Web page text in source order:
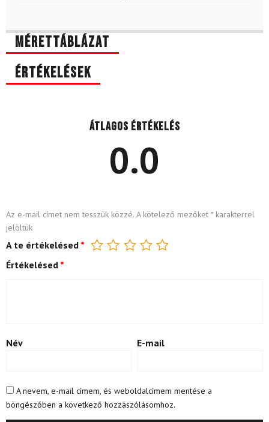
Mérettáblázat
Értékelések
Átlagos értékelés
0.0
Az e-mail címet nem tesszük közzé. A kötelező mezőket *karakterrel
jelöltük
A te értékelésed *
Értékelésed *
Név E-mail
A nevem, e-mail címem, és weboldalcímem mentése a
böngészőben a következő hozzászólásomhoz.